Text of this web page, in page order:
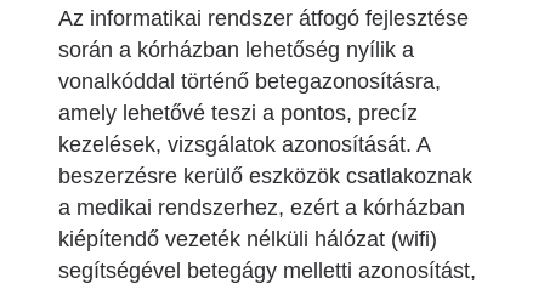
Az informatikai rendszer átfogó fejlesztése
során a kórházban lehetőség nyílik a
vonalkóddal történő betegazonosításra,
amely lehetővé teszi a pontos, precíz
kezelések, vizsgálatok azonosítását. A
beszerzésre kerülő eszközök csatlakoznak
a medikai rendszerhez, ezért a kórházban
kiépítendő vezeték nélküli hálózat (wifi)
segítségével betegágy melletti azonosítást,